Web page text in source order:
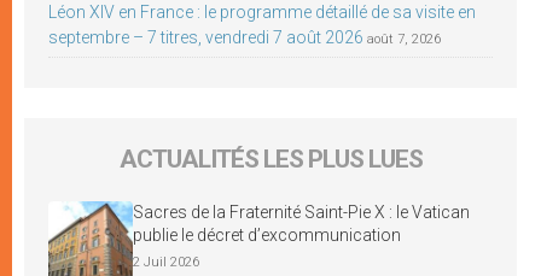
Léon XIV en France : le programme détaillé de sa visite en
septembre – 7 titres, vendredi 7 août 2026 août 7, 2026
ACTUALITÉS LES PLUS LUES
Sacres de la Fraternité Saint-Pie X : le Vatican
publie le décret d’excommunication
2 Juil 2026